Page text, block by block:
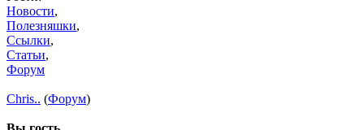
Новости,
Полезняшки,
Ссылки,
Статьи,
Форум
Chris.. (Форум)